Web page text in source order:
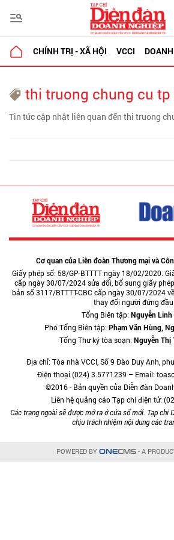
CHÍNH TRỊ - XÃ HỘI VCCI
thi truong chung cu tp
Tin tức cập nhật liên quan đến thi truong
Cơ quan của Liên đoàn Thương mại và
Giấy phép số: 58/GP-BTTTT ngày 18/02/2020.
cấp ngày 30/07/2024 sửa đổi, bổ sung giấy
bản số 3117/BTTTT-CBC cấp ngày 30/07/2024
thay đổi người đứng đầu.
Tổng Biên tập:Nguyễn Linh
Phó Tổng Biên tập:Phạm Văn Hùng,
Tổng Thư ký tòa soạn:Nguyễn Thị
Địa chỉ: Tòa nhà VCCI, Số 9 Đào Duy Anh,
Điện thoại (024) 3.5771239 – Email:
©2016 - Bản quyền của Diễn đàn
Liên hệ quảng cáo Tạp chí điện tử:
Các trang ngoài sẽ được mở ra ở cửa sổ mới. Tạp chí
chịu trách nhiệm nội dung các
POWERED BY ONECMS- A